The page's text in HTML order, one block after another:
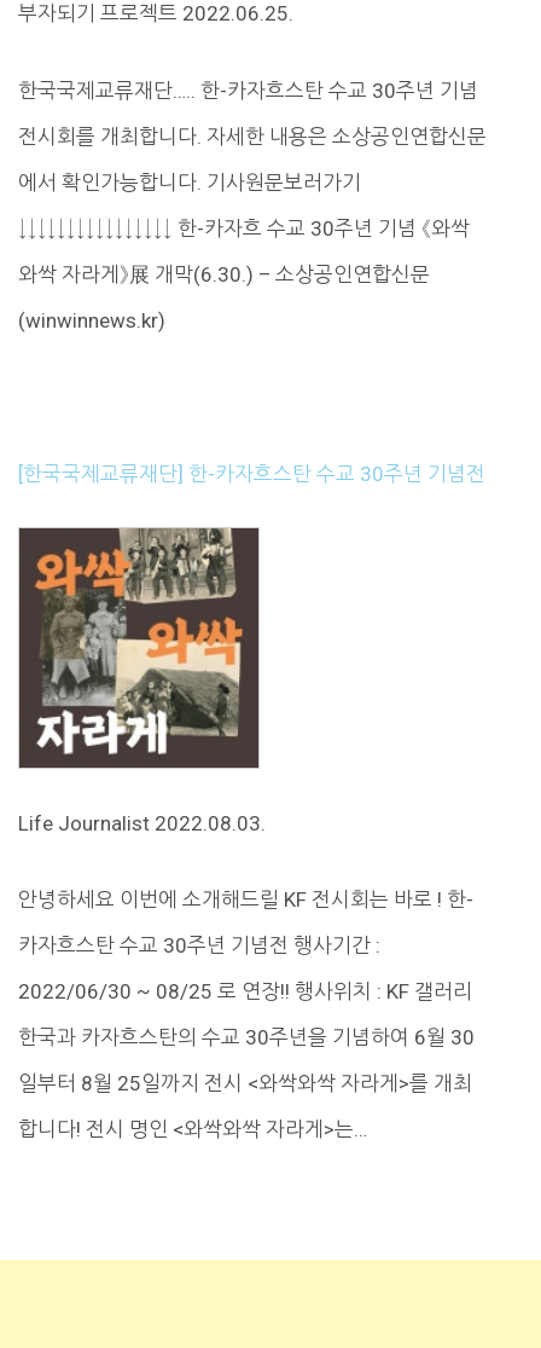
부자되기 프로젝트 2022.06.25.
한국국제교류재단….. 한-카자흐스탄 수교 30주년 기념
전시회를 개최합니다. 자세한 내용은 소상공인연합신문
에서 확인가능합니다. 기사원문보러가기
↓↓↓↓↓↓↓↓↓↓↓↓↓↓↓↓ 한-카자흐 수교 30주년 기념 《와싹
와싹 자라게》展 개막(6.30.) – 소상공인연합신문
(winwinnews.kr)
[한국국제교류재단] 한-카자흐스탄 수교 30주년 기념전
Life Journalist 2022.08.03.
안녕하세요 이번에 소개해드릴 KF 전시회는 바로 ! 한-
카자흐스탄 수교 30주년 기념전 행사기간 :
2022/06/30 ~ 08/25 로 연장!! 행사위치 : KF 갤러리
한국과 카자흐스탄의 수교 30주년을 기념하여 6월 30
일부터 8월 25일까지 전시 <와싹와싹 자라게>를 개최
합니다! 전시 명인 <와싹와싹 자라게>는…